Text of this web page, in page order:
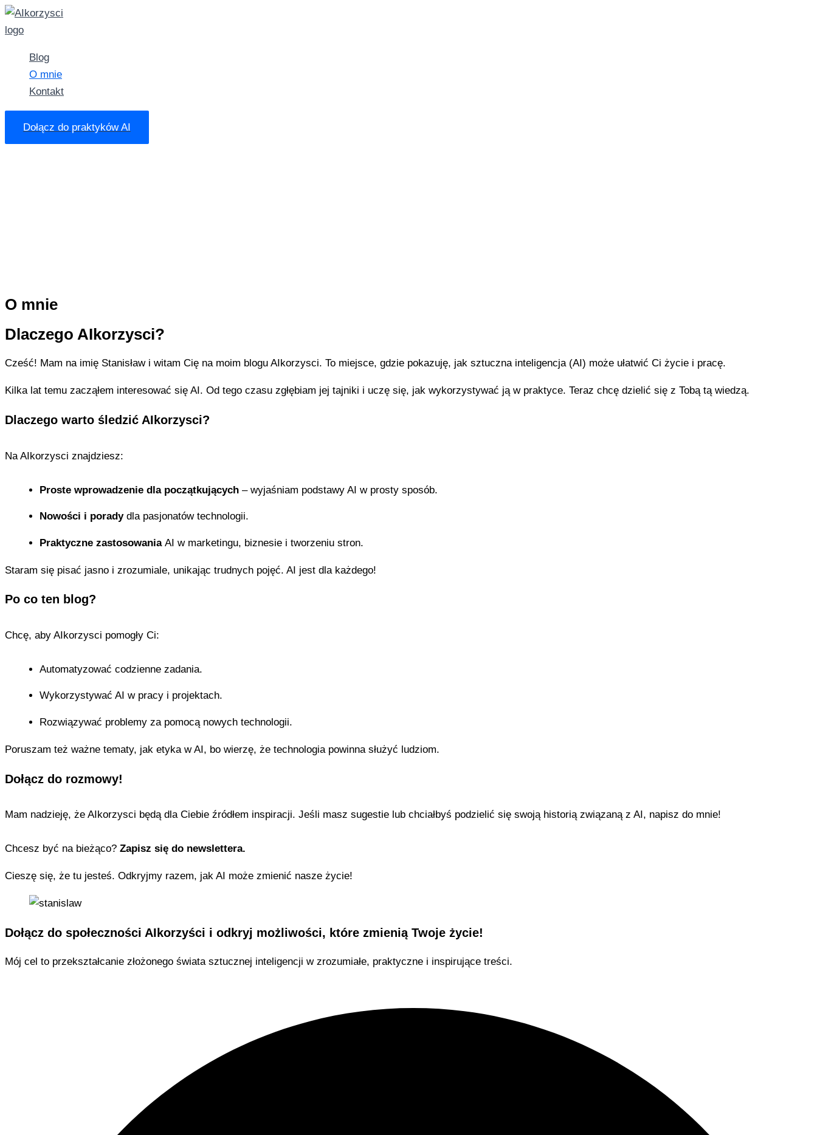
Przejdź
do
Blog
O mnie
Kontakt
Dołącz do praktyków AI
O mnie
Dlaczego AIkorzysci?
Cześć! Mam na imię Stanisław i witam Cię na moim blogu AIkorzysci. To miejsce, gdzie pokazuję, jak sztuczna inteligencja (AI) może ułatwić Ci życie i pracę.
Kilka lat temu zacząłem interesować się AI. Od tego czasu zgłębiam jej tajniki i uczę się, jak wykorzystywać ją w praktyce. Teraz chcę dzielić się z Tobą tą wiedzą.
Dlaczego warto śledzić AIkorzysci?
Na AIkorzysci znajdziesz:
Proste wprowadzenie dla początkujących – wyjaśniam podstawy AI w prosty sposób.
Nowości i poradydla pasjonatów technologii.
Praktyczne zastosowaniaAI w marketingu, biznesie i tworzeniu stron.
Staram się pisać jasno i zrozumiale, unikając trudnych pojęć. AI jest dla każdego!
Po co ten blog?
Chcę, aby AIkorzysci pomogły Ci:
Automatyzować codzienne zadania.
Wykorzystywać AI w pracy i projektach.
Rozwiązywać problemy za pomocą nowych technologii.
Poruszam też ważne tematy, jak etyka w AI, bo wierzę, że technologia powinna służyć ludziom.
Dołącz do rozmowy!
Mam nadzieję, że AIkorzysci będą dla Ciebie źródłem inspiracji. Jeśli masz sugestie lub chciałbyś podzielić się swoją historią związaną z AI, napisz do mnie!
Chcesz być na bieżąco? Zapisz się do newslettera.
Cieszę się, że tu jesteś. Odkryjmy razem, jak AI może zmienić nasze życie!
Dołącz do społeczności AIkorzyści i odkryj możliwości, które zmienią Twoje życie!
Mój cel to przekształcanie złożonego świata sztucznej inteligencji w zrozumiałe, praktyczne i inspirujące treści.